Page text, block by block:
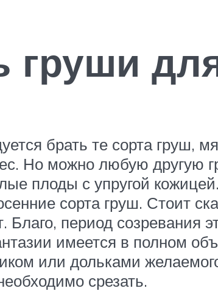
груши
брать те сорта груш,
Но можно любую другую
плоды с упругой
сорта груш. Стоит
период созревания
имеется в полном
или дольками
срезать.